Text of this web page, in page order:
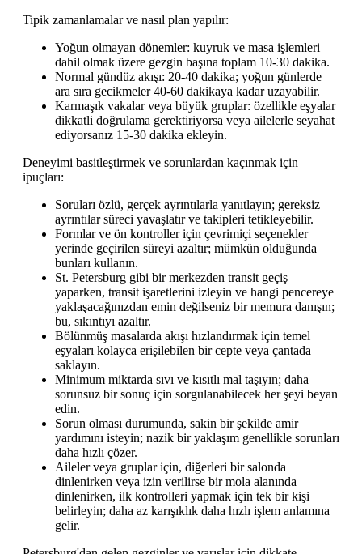
Tipik zamanlamalar ve nasıl plan yapılır:
Yoğun olmayan dönemler: kuyruk ve masa işlemleri
dahil olmak üzere gezgin başına toplam 10-30 dakika.
Normal gündüz akışı: 20-40 dakika; yoğun günlerde
ara sıra gecikmeler 40-60 dakikaya kadar uzayabilir.
Karmaşık vakalar veya büyük gruplar: özellikle eşyalar
dikkatli doğrulama gerektiriyorsa veya ailelerle seyahat
ediyorsanız 15-30 dakika ekleyin.
Deneyimi basitleştirmek ve sorunlardan kaçınmak için
ipuçları:
Soruları özlü, gerçek ayrıntılarla yanıtlayın; gereksiz
ayrıntılar süreci yavaşlatır ve takipleri tetikleyebilir.
Formlar ve ön kontroller için çevrimiçi seçenekler
yerinde geçirilen süreyi azaltır; mümkün olduğunda
bunları kullanın.
St. Petersburg gibi bir merkezden transit geçiş
yaparken, transit işaretlerini izleyin ve hangi pencereye
yaklaşacağınızdan emin değilseniz bir memura danışın;
bu, sıkıntıyı azaltır.
Bölünmüş masalarda akışı hızlandırmak için temel
eşyaları kolayca erişilebilen bir cepte veya çantada
saklayın.
Minimum miktarda sıvı ve kısıtlı mal taşıyın; daha
sorunsuz bir sonuç için sorgulanabilecek her şeyi beyan
edin.
Sorun olması durumunda, sakin bir şekilde amir
yardımını isteyin; nazik bir yaklaşım genellikle sorunları
daha hızlı çözer.
Aileler veya gruplar için, diğerleri bir salonda
dinlenirken veya izin verilirse bir mola alanında
dinlenirken, ilk kontrolleri yapmak için tek bir kişi
belirleyin; daha az karışıklık daha hızlı işlem anlamına
gelir.